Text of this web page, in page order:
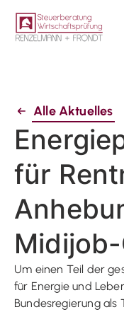
Alle Aktuelles
für
Um einen Teil der
für Energie und
Bundesregierung als